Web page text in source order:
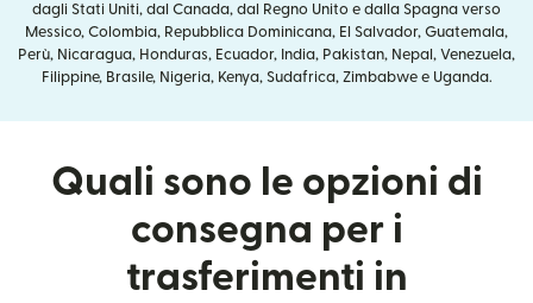
dagli Stati Uniti, dal Canada, dal Regno Unito e dalla Spagna verso
Messico, Colombia, Repubblica Dominicana, El Salvador, Guatemala,
Perù, Nicaragua, Honduras, Ecuador, India, Pakistan, Nepal, Venezuela,
Filippine, Brasile, Nigeria, Kenya, Sudafrica, Zimbabwe e Uganda.
Quali sono le opzioni di
consegna per i
trasferimenti in